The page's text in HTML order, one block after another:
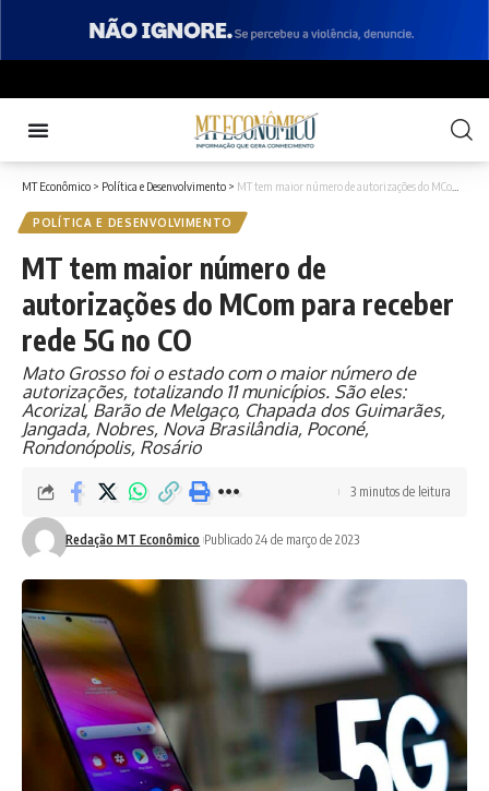
MT Econômico > Política e Desenvolvimento > MT tem maior número de autorizações do MCom para receber rede 5G no CO
POLÍTICA E DESENVOLVIMENTO
MT tem maior número de
autorizações do MCom para receber
rede 5G no CO
Mato Grosso foi o estado com o maior número de
autorizações, totalizando 11 municípios. São eles:
Acorizal, Barão de Melgaço, Chapada dos Guimarães,
Jangada, Nobres, Nova Brasilândia, Poconé,
Rondonópolis, Rosário
Redação MT Econômico Publicado 24 de março de 2023
3 minutos de leitura